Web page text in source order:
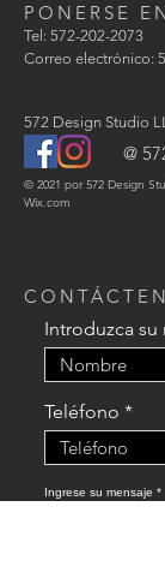
PONERSE
Tel: 572-202-2073
Correo electrónico:
572 Design Studio
@
© 2021 por 572 Design
Wix.com
Introduzca su
Teléfono
Ingrese su mensaje